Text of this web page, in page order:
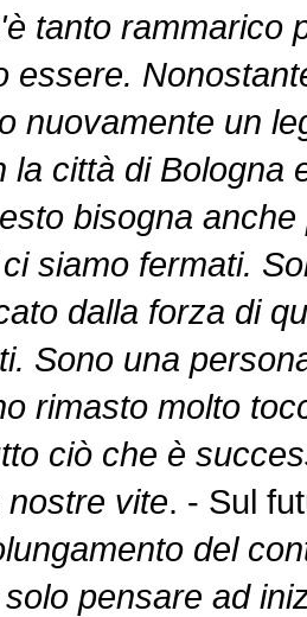
tanto rammarico
essere.
nuovamente un
la città di Bologna
bisogna
siamo fermati.
dalla forza di
Sono una
rimasto molto
ciò che è
vite. - Sul
del
pensare ad